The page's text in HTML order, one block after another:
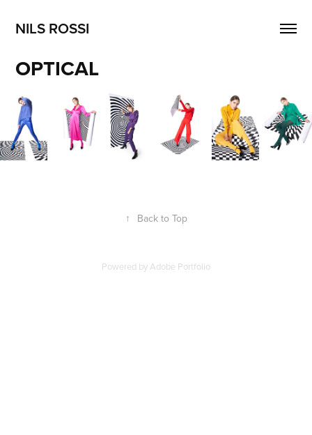
NILS ROSSI
OPTICAL
↑ Back to Top
Powered byAdobe Portfolio